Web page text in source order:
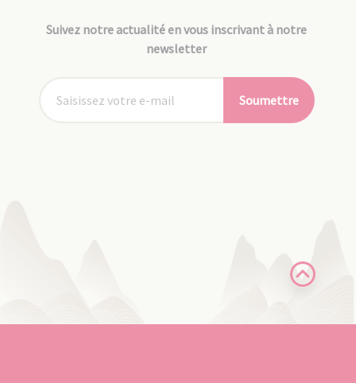
Suivez notre actualité en vous inscrivant à notre
newsletter
Soumettre